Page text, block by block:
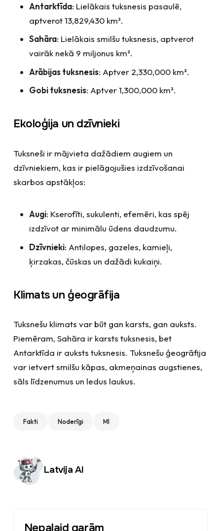
Antarktīda: Lielākais tuksnesis pasaulē,
aptverot 13,829,430 km².
Sahāra: Lielākais smilšu tuksnesis, aptverot
vairāk nekā 9 miljonus km².
Arābijas tuksnesis: Aptver 2,330,000 km².
Gobi tuksnesis: Aptver 1,300,000 km².
Ekoloģija un dzīvnieki
Tuksneši ir mājvieta dažādiem augiem un
dzīvniekiem, kas ir pielāgojušies izdzīvošanai
skarbos apstākļos:
Augi: Kserofīti, sukulenti, efemēri, kas spēj
izdzīvot ar minimālu ūdens daudzumu.
Dzīvnieki: Antilopes, gazeles, kamieļi,
ķirzakas, čūskas un dažādi kukaiņi.
Klimats un ģeogrāfija
Tuksnešu klimats var būt gan karsts, gan auksts.
Piemēram, Sahāra ir karsts tuksnesis, bet
Antarktīda ir auksts tuksnesis. Tuksnešu ģeogrāfija
var ietvert smilšu kāpas, akmeņainas augstienes,
sāls līdzenumus un ledus laukus.
Fakti Noderīgi MI
Autors:
Latvija AI
Nepalaid garām